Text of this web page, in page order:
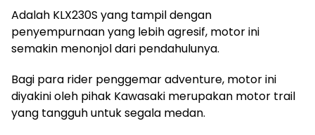
Adalah KLX230S yang tampil dengan
penyempurnaan yang lebih agresif, motor ini
semakin menonjol dari pendahulunya.
Bagi para rider penggemar adventure, motor ini
diyakini oleh pihak Kawasaki merupakan motor trail
yang tangguh untuk segala medan.